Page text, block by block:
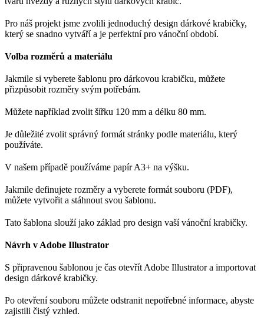
Pro náš projekt jsme zvolili jednoduchý design dárkové krabičky,
který se snadno vytváří a je perfektní pro vánoční období.
Volba rozměrů a materiálu
Jakmile si vyberete šablonu pro dárkovou krabičku, můžete
přizpůsobit rozměry svým potřebám.
Můžete například zvolit šířku 120 mm a délku 80 mm.
Je důležité zvolit správný formát stránky podle materiálu, který
používáte.
V našem případě používáme papír A3+ na výšku.
Jakmile definujete rozměry a vyberete formát souboru (PDF),
můžete vytvořit a stáhnout svou šablonu.
Tato šablona slouží jako základ pro design vaší vánoční krabičky.
Návrh v Adobe Illustrator
S připravenou šablonou je čas otevřít Adobe Illustrator a importovat
design dárkové krabičky.
Po otevření souboru můžete odstranit nepotřebné informace, abyste
zajistili čistý vzhled.